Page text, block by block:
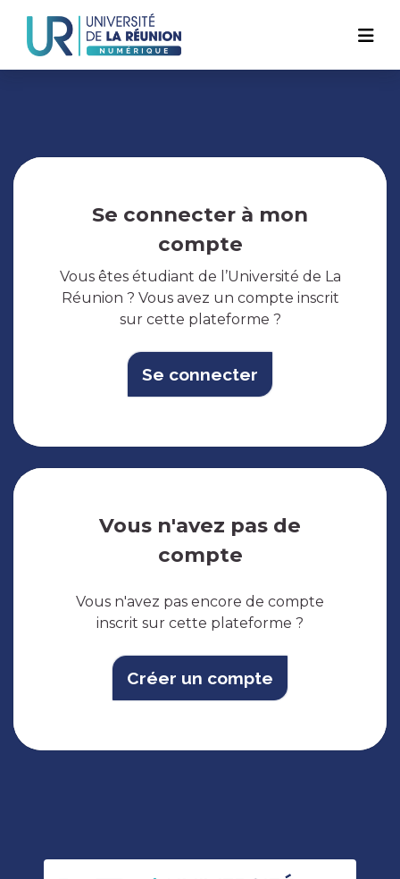
contenu
principal
Navigation
principale
Se connecter à mon
compte
Vous êtes étudiant de l’Université de La
Réunion ? Vous avez un compte inscrit
sur cette plateforme ?
Se connecter
Vous n'avez pas de
compte
Vous n'avez pas encore de compte
inscrit sur cette plateforme ?
Créer un compte